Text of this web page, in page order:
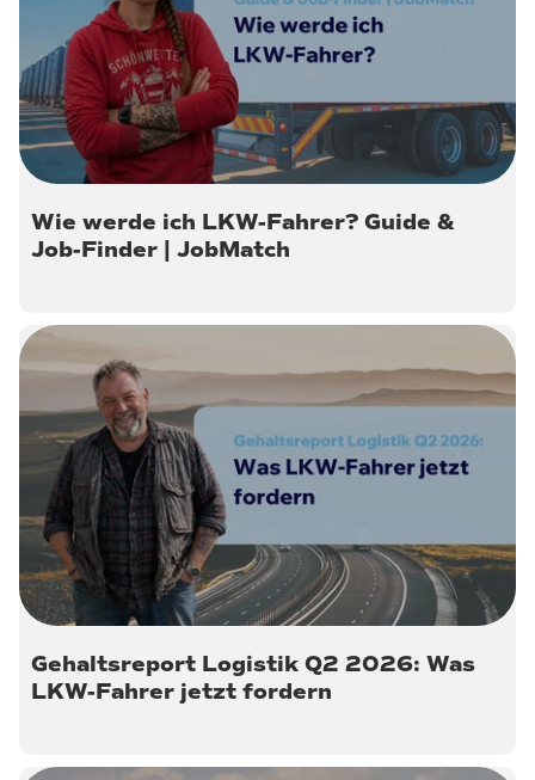
10. Juli 2026
Wie werde ich LKW-Fahrer? Guide &
Job-Finder | JobMatch
9. Juli 2026
Gehaltsreport Logistik Q2 2026: Was
LKW-Fahrer jetzt fordern